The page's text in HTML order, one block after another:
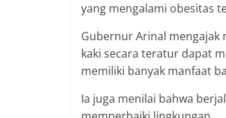
yang mengalami obesitas
Gubernur Arinal mengajak
kaki secara teratur dapat
memiliki banyak manfaat
Ia juga menilai bahwa